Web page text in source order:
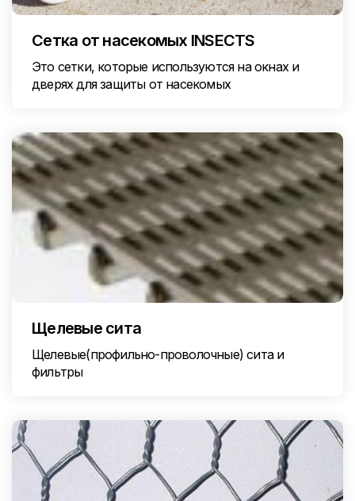
Сетка от насекомых INSECTS
Это сетки, которые используются на окнах и
дверях для защиты от насекомых
Щелевые сита
Щелевые(профильно-проволочные) сита и
фильтры